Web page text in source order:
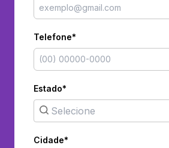
Telefone*
Estado*
Cidade*